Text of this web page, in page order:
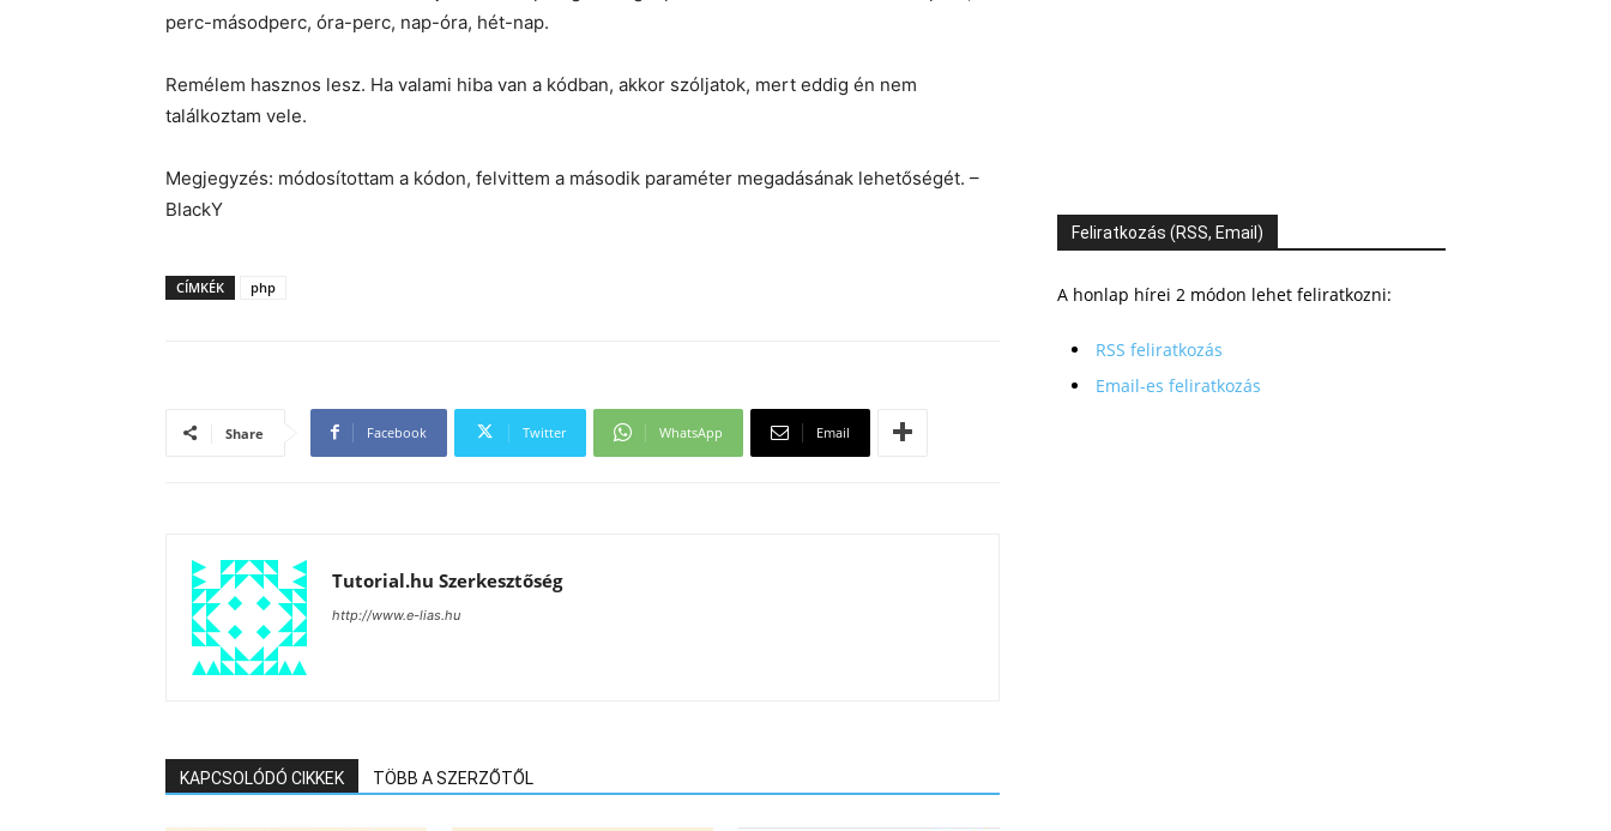
perc-másodperc, óra-perc, nap-óra, hét-nap.
Remélem hasznos lesz. Ha valami hiba van a kódban, akkor szóljatok, mert eddig én nem
találkoztam vele.
Megjegyzés: módosítottam a kódon, felvittem a második paraméter megadásának lehetőségét. –
BlackY
CÍMKÉK php
Share Facebook Twitter WhatsApp Email
Tutorial.hu Szerkesztőség
http://www.e-lias.hu
KAPCSOLÓDÓ CIKKEK TÖBB A SZERZŐTŐL
Feliratkozás (RSS, Email)
A honlap hírei 2 módon lehet feliratkozni:
RSS feliratkozás
Email-es feliratkozás